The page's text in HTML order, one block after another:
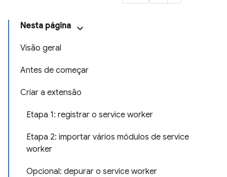
Nesta página
Visão geral
Antes de começar
Criar a extensão
Etapa 1: registrar o service worker
Etapa 2: importar vários módulos de service
worker
Opcional: depurar o service worker